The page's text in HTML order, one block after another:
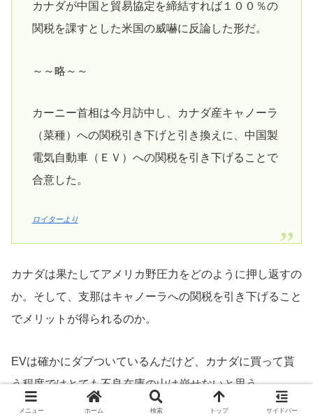
カナダが中国と貿易協定を締結すれば１００％の
関税を課すとした米国の威嚇に反論した形だ。
～～略～～
カーニー首相は今月訪中し、カナダ産キャノーラ
（菜種）への関税引き下げと引き換えに、中国製
電気自動車（ＥＶ）への関税を引き下げることで
合意した。
ロイターより
カナダは果たしてアメリカ野圧力をどのように押し返すの
か。そして、支那はキャノーラへの関税を引き下げること
でメリットが得られるのか。
EVは確かにダブついているんだけど、カナダに買って貰
う程度ではとても不良在庫の山は崩せないと思う。
メニュー ホーム 検索 トップ サイドバー